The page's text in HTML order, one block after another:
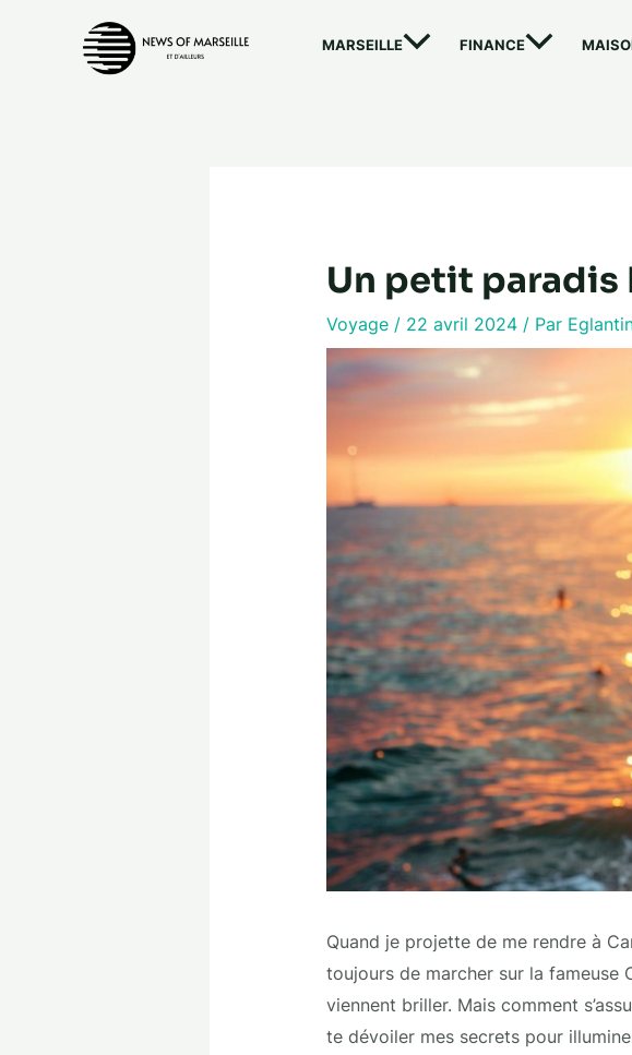
MARSEILLE FINANCE
Un petit paradis
Voyage/ 22 avril 2024 / Par
Quand je projette de me rendre à
toujours de marcher sur la fameuse
viennent briller. Mais comment
te dévoiler mes secrets pour